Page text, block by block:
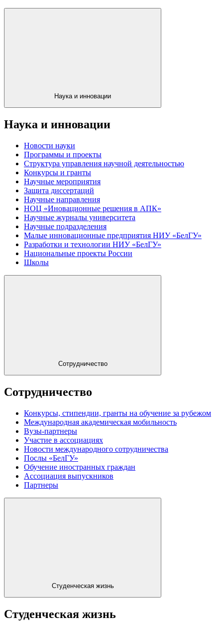
Наука и инновации
Наука и инновации
Новости науки
Программы и проекты
Структура управления научной деятельностью
Конкурсы и гранты
Научные мероприятия
Защита диссертаций
Научные направления
НОЦ «Иновационные решения в АПК»
Научные журналы университета
Научные подразделения
Малые инновационные предприятия НИУ «БелГУ»
Разработки и технологии НИУ «БелГУ»
Национальные проекты России
Школы
Сотрудничество
Сотрудничество
Конкурсы, стипендии, гранты на обучение за рубежом
Международная академическая мобильность
Вузы-партнеры
Участие в ассоциациях
Новости международного сотрудничества
Послы «БелГУ»
Обучение иностранных граждан
Ассоциация выпускников
Партнеры
Студенческая жизнь
Студенческая жизнь